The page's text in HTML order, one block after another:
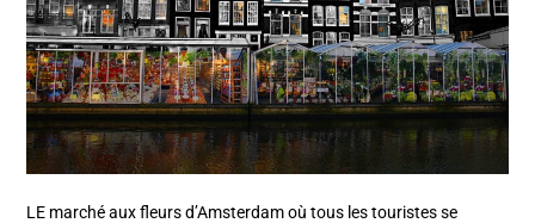
LE marché aux fleurs d’Amsterdam où tous les touristes se